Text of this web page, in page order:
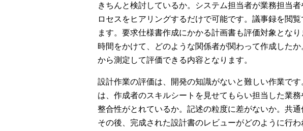
きちんと検討しているか。システム担当者が業務担当
ロセスをヒアリングするだけで可能です。議事録を閲
ます。要求仕様書作成にかかる計画書も評価対象とな
時間をかけて、どのような関係者が関わって作成した
から測定して評価できる内容となります。
設計作業の評価は、開発の知識がないと難しい作業で
は、作成者のスキルシートを見せてもらい担当した業
整合性がとれているか。記述の粒度に差がないか。共
その後、完成された設計書のレビューがどのように行